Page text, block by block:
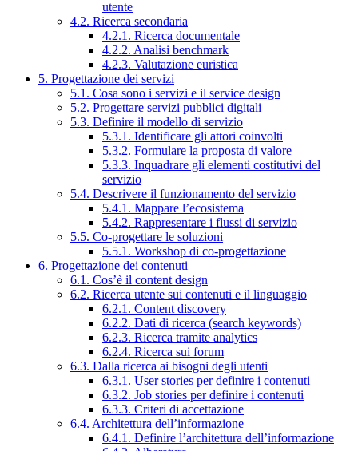
utente
4.2. Ricerca secondaria
4.2.1. Ricerca documentale
4.2.2. Analisi benchmark
4.2.3. Valutazione euristica
5. Progettazione dei servizi
5.1. Cosa sono i servizi e il service design
5.2. Progettare servizi pubblici digitali
5.3. Definire il modello di servizio
5.3.1. Identificare gli attori coinvolti
5.3.2. Formulare la proposta di valore
5.3.3. Inquadrare gli elementi costitutivi del
servizio
5.4. Descrivere il funzionamento del servizio
5.4.1. Mappare l’ecosistema
5.4.2. Rappresentare i flussi di servizio
5.5. Co-progettare le soluzioni
5.5.1. Workshop di co-progettazione
6. Progettazione dei contenuti
6.1. Cos’è il content design
6.2. Ricerca utente sui contenuti e il linguaggio
6.2.1. Content discovery
6.2.2. Dati di ricerca (search keywords)
6.2.3. Ricerca tramite analytics
6.2.4. Ricerca sui forum
6.3. Dalla ricerca ai bisogni degli utenti
6.3.1. User stories per definire i contenuti
6.3.2. Job stories per definire i contenuti
6.3.3. Criteri di accettazione
6.4. Architettura dell’informazione
6.4.1. Definire l’architettura dell’informazione